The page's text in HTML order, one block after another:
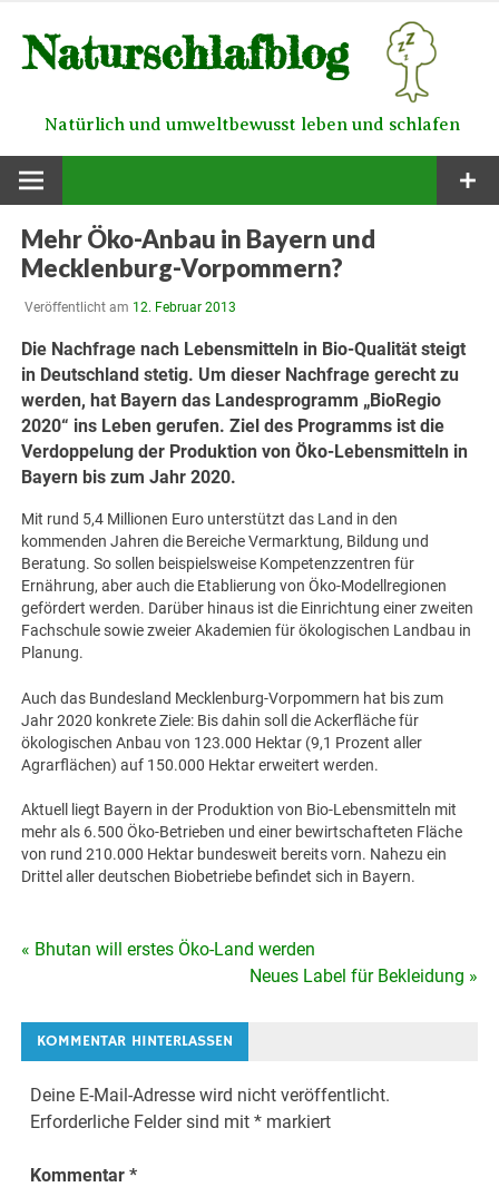
Inhalt
springen
Naturschlafblog
Natürlich und umweltbewusst leben und schlafen
Mehr Öko-Anbau in Bayern und
Mecklenburg-Vorpommern?
Veröffentlicht am 12. Februar 2013
Die Nachfrage nach Lebensmitteln in Bio-Qualität steigt
in Deutschland stetig. Um dieser Nachfrage gerecht zu
werden, hat Bayern das Landesprogramm „BioRegio
2020“ ins Leben gerufen. Ziel des Programms ist die
Verdoppelung der Produktion von Öko-Lebensmitteln in
Bayern bis zum Jahr 2020.
Mit rund 5,4 Millionen Euro unterstützt das Land in den
kommenden Jahren die Bereiche Vermarktung, Bildung und
Beratung. So sollen beispielsweise Kompetenzzentren für
Ernährung, aber auch die Etablierung von Öko-Modellregionen
gefördert werden. Darüber hinaus ist die Einrichtung einer zweiten
Fachschule sowie zweier Akademien für ökologischen Landbau in
Planung.
Auch das Bundesland Mecklenburg-Vorpommern hat bis zum
Jahr 2020 konkrete Ziele: Bis dahin soll die Ackerfläche für
ökologischen Anbau von 123.000 Hektar (9,1 Prozent aller
Agrarflächen) auf 150.000 Hektar erweitert werden.
Aktuell liegt Bayern in der Produktion von Bio-Lebensmitteln mit
mehr als 6.500 Öko-Betrieben und einer bewirtschafteten Fläche
von rund 210.000 Hektar bundesweit bereits vorn. Nahezu ein
Drittel aller deutschen Biobetriebe befindet sich in Bayern.
Beitragsnavigation
« Bhutan will erstes Öko-Land werden
Neues Label für Bekleidung »
KOMMENTAR HINTERLASSEN
Deine E-Mail-Adresse wird nicht veröffentlicht.
Erforderliche Felder sind mit* markiert
Kommentar*